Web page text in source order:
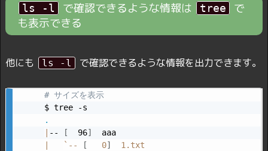
ls -l で確認できるような情報は tree
で
も表示できる
他にも ls -l で確認できるような情報を出力できます。
# サイズを表示
.
-- [
  96
]
` -- [
   0
]